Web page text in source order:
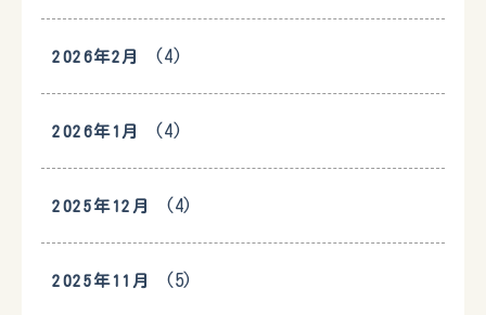
2026年2月 (4)
2026年1月 (4)
2025年12月 (4)
2025年11月 (5)